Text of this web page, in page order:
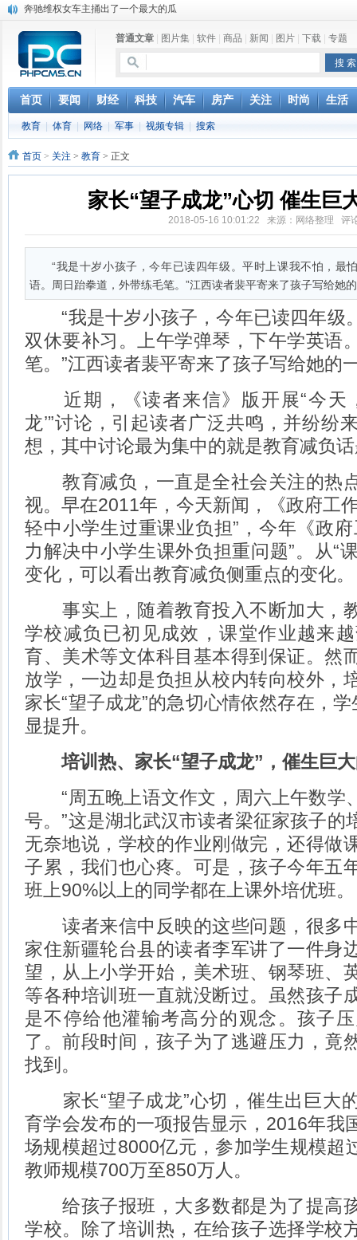
苹果MacOS曝新功能：将iPad作为拓展屏
苹果与高通和解 英特尔失去重要移动客户
小米高管：虽然高通与苹果和解，但5G iPhone最快明年下半年发布
iOS 13加入黑暗模式 多功能加持6月份见
高通与苹果达成和解，双方达成6年许可协议
巴黎圣母院大火肆虐，人类文明的一场浩劫
普通文章 图片集 软件 商品 新闻 图片 下载 专题
首页 要闻 财经 科技 汽车 房产 关注 时尚 生活
教育 体育 网络 军事 视频专辑 搜索
首页 > 关注 > 教育 > 正文
家长“望子成龙”心切 催生巨
2018-05-16 10:01:22 来源：网络整理 评
“我是十岁小孩子，今年已读四年级。平时上课我不怕，最
语。周日跆拳道，外带练毛笔。”江西读者裴平寄来了孩子写给她
“我是十岁小孩子，今年已读四年级
双休要补习。上午学弹琴，下午学英语
笔。”江西读者裴平寄来了孩子写给她的
近期，《读者来信》版开展“今天
龙’”讨论，引起读者广泛共鸣，并纷纷
想，其中讨论最为集中的就是教育减负
教育减负，一直是全社会关注的热
视。早在2011年，今天新闻，《政府工
轻中小学生过重课业负担”，今年《政
力解决中小学生课外负担重问题”。从“
变化，可以看出教育减负侧重点的变化。
事实上，随着教育投入不断加大，
学校减负已初见成效，课堂作业越来
育、美术等文体科目基本得到保证。然
放学，一边却是负担从校内转向校外，
家长“望子成龙”的急切心情依然存在，
显提升。
培训热、家长“望子成龙”，催生巨
“周五晚上语文作文，周六上午数学
号。”这是湖北武汉市读者梁征家孩子的
无奈地说，学校的作业刚做完，还得做
子累，我们也心疼。可是，孩子今年五
班上90%以上的同学都在上课外培优班。
读者来信中反映的这些问题，很多
家住新疆轮台县的读者李军讲了一件身
望，从上小学开始，美术班、钢琴班、
等各种培训班一直就没断过。虽然孩子
是不停给他灌输考高分的观念。孩子
了。前段时间，孩子为了逃避压力，竟
找到。
家长“望子成龙”心切，催生出巨大
育学会发布的一项报告显示，2016年我
场规模超过8000亿元，参加学生规模超
教师规模700万至850万人。
给孩子报班，大多数都是为了提高
学校。除了培训热，在给孩子选择学校